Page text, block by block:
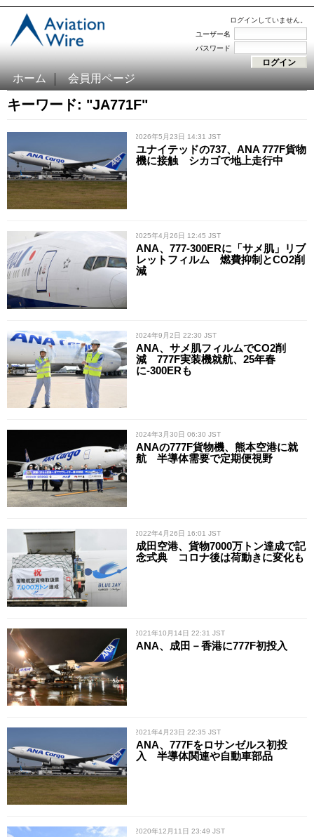
ログインしていません。
ユーザー名
パスワード
ホーム 会員用ページ
キーワード: "JA771F"
/ 2026年5月23日 14:31 JST
ユナイテッドの737、ANA 777F貨物
機に接触 シカゴで地上走行中
/ 2025年4月26日 12:45 JST
ANA、777-300ERに「サメ肌」リブ
レットフィルム 燃費抑制とCO2削
減
/ 2024年9月2日 22:30 JST
ANA、サメ肌フィルムでCO2削
減 777F実装機就航、25年春
に-300ERも
/ 2024年3月30日 06:30 JST
ANAの777F貨物機、熊本空港に就
航 半導体需要で定期便視野
/ 2022年4月26日 16:01 JST
成田空港、貨物7000万トン達成で記
念式典 コロナ後は荷動きに変化も
/ 2021年10月14日 22:31 JST
ANA、成田－香港に777F初投入
/ 2021年4月23日 22:35 JST
ANA、777Fをロサンゼルス初投
入 半導体関連や自動車部品
/ 2020年12月11日 23:49 JST